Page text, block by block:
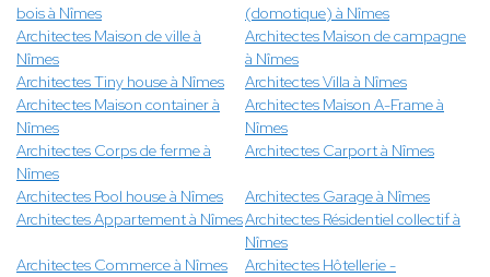
bois à Nîmes
(domotique) à Nîmes
Architectes Maison de ville à
Nîmes
Architectes Maison de campagne
à Nîmes
Architectes Tiny house à Nîmes
Architectes Villa à Nîmes
Architectes Maison container à
Nîmes
Architectes Maison A-Frame à
Nîmes
Architectes Corps de ferme à
Nîmes
Architectes Carport à Nîmes
Architectes Pool house à Nîmes
Architectes Garage à Nîmes
Architectes Appartement à NîmesArchitectes Résidentiel collectif à
Nîmes
Architectes Commerce à Nîmes
Architectes Hôtellerie -